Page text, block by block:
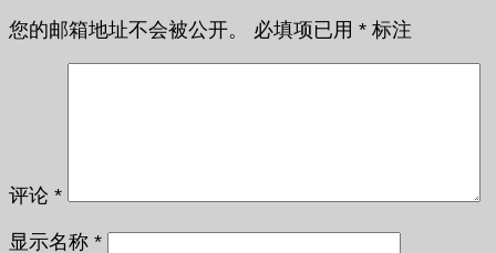
您的邮箱地址不会被公开。 必填项已用 * 标注
评论 *
显示名称 *